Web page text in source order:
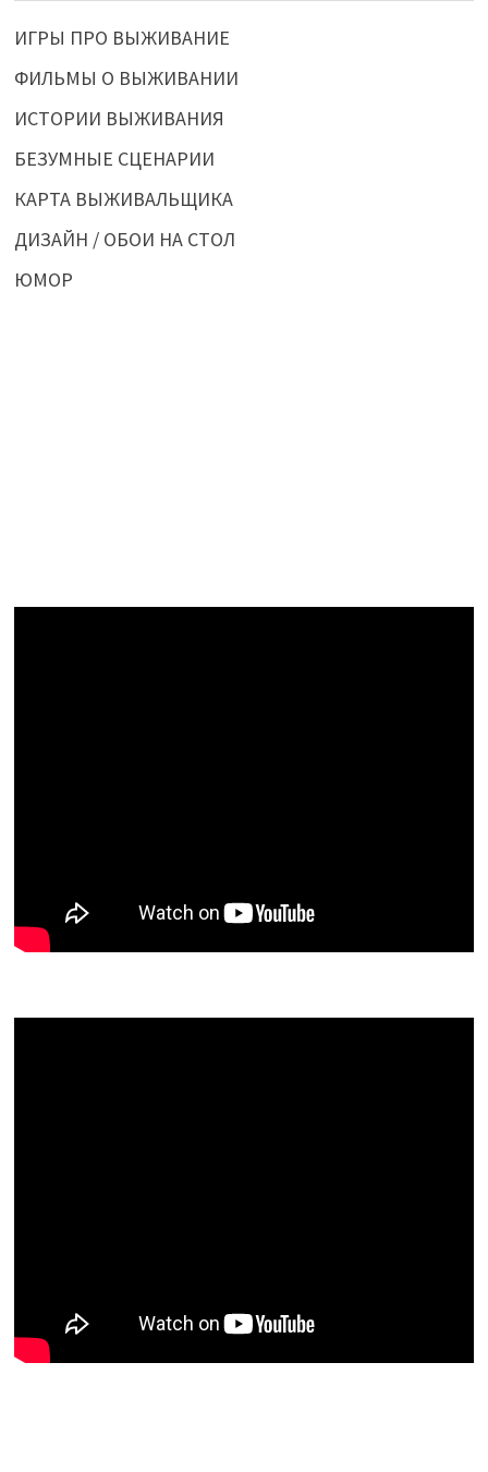
ИГРЫ ПРО ВЫЖИВАНИЕ
ФИЛЬМЫ О ВЫЖИВАНИИ
ИСТОРИИ ВЫЖИВАНИЯ
БЕЗУМНЫЕ СЦЕНАРИИ
КАРТА ВЫЖИВАЛЬЩИКА
ДИЗАЙН / ОБОИ НА СТОЛ
ЮМОР